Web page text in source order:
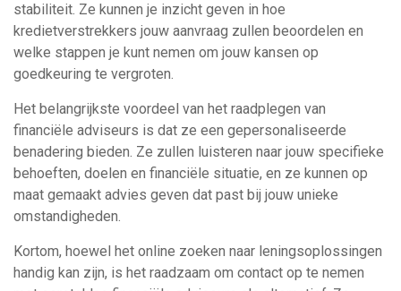
stabiliteit. Ze kunnen je inzicht geven in hoe
kredietverstrekkers jouw aanvraag zullen beoordelen en
welke stappen je kunt nemen om jouw kansen op
goedkeuring te vergroten.
Het belangrijkste voordeel van het raadplegen van
financiële adviseurs is dat ze een gepersonaliseerde
benadering bieden. Ze zullen luisteren naar jouw specifieke
behoeften, doelen en financiële situatie, en ze kunnen op
maat gemaakt advies geven dat past bij jouw unieke
omstandigheden.
Kortom, hoewel het online zoeken naar leningsoplossingen
handig kan zijn, is het raadzaam om contact op te nemen